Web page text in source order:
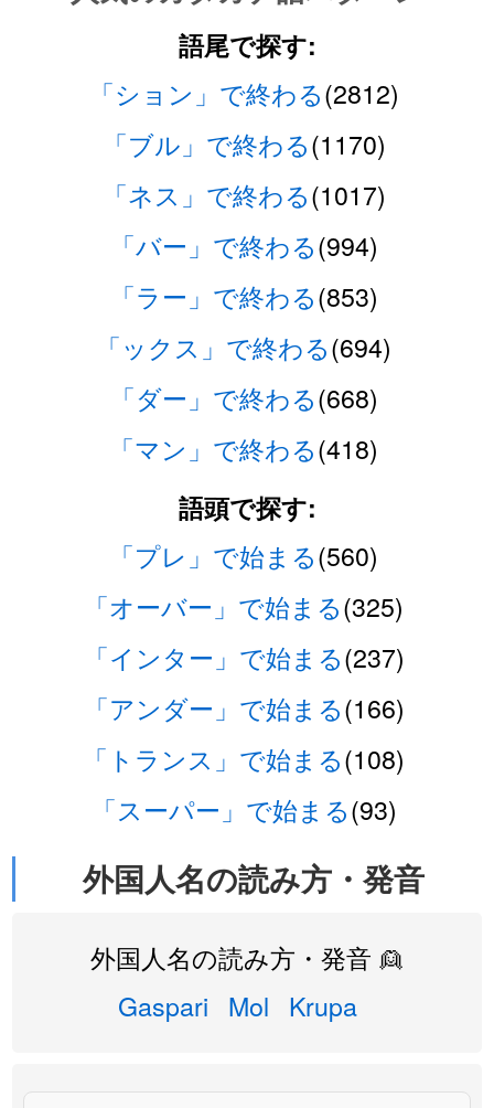
語尾で探す:
「ション」で終わる(2812)
「ブル」で終わる(1170)
「ネス」で終わる(1017)
「バー」で終わる(994)
「ラー」で終わる(853)
「ックス」で終わる(694)
「ダー」で終わる(668)
「マン」で終わる(418)
語頭で探す:
「プレ」で始まる(560)
「オーバー」で始まる(325)
「インター」で始まる(237)
「アンダー」で始まる(166)
「トランス」で始まる(108)
「スーパー」で始まる(93)
外国人名の読み方・発音
外国人名の読み方・発音 👱
Gaspari Mol Krupa